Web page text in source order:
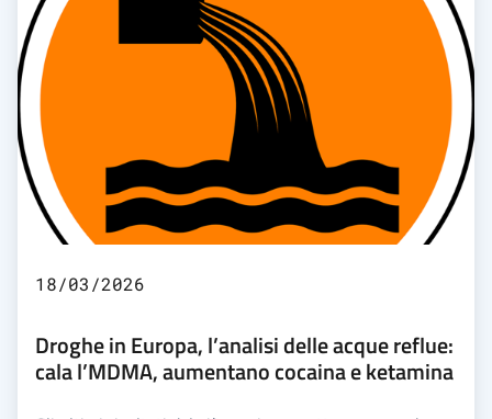
18/03/2026
Droghe in Europa, l’analisi delle acque reflue:
cala l’MDMA, aumentano cocaina e ketamina